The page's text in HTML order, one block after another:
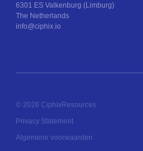
6301 ES Valkenburg (Limburg)
The Netherlands
info@ciphix.io
© 2026 CiphixResources
Privacy Statement
Algemene voorwaarden